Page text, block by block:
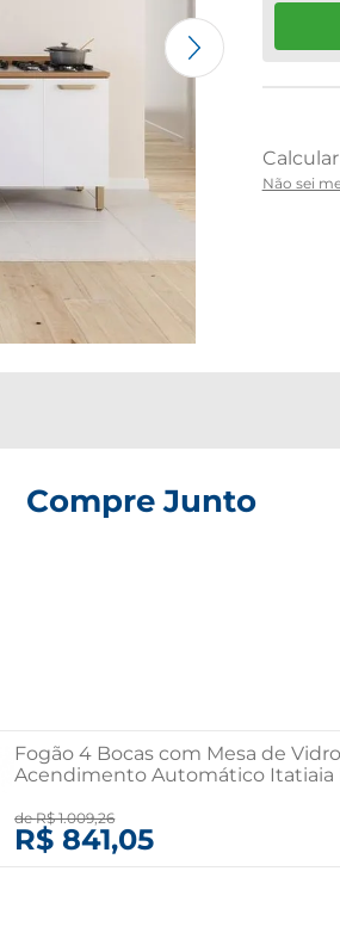
Não sei
Compre Junto
Fogão 4 Bocas com Mesa de
Acendimento Automático Itatiaia
deR$ 1.009,26
R$ 841,05